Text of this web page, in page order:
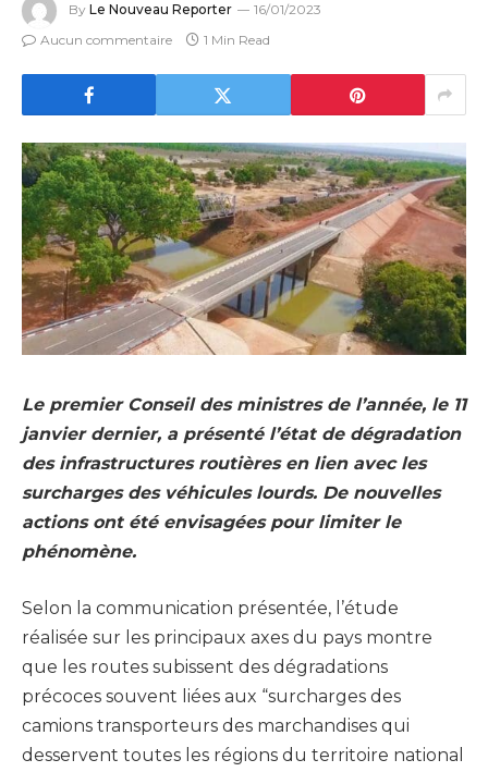
By Le Nouveau Reporter
16/01/2023
Aucun commentaire
1 Min Read
Le premier Conseil des ministres de l’année, le 11
janvier dernier, a présenté l’état de dégradation
des infrastructures routières en lien avec les
surcharges des véhicules lourds. De nouvelles
actions ont été envisagées pour limiter le
phénomène.
Selon la communication présentée, l’étude
réalisée sur les principaux axes du pays montre
que les routes subissent des dégradations
précoces souvent liées aux “surcharges des
camions transporteurs des marchandises qui
desservent toutes les régions du territoire national